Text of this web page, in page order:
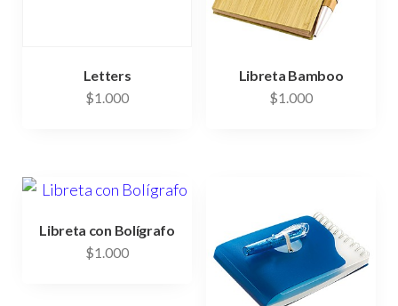
Letters
$1.000
Libreta Bamboo
$1.000
Libreta con Bolígrafo
$1.000